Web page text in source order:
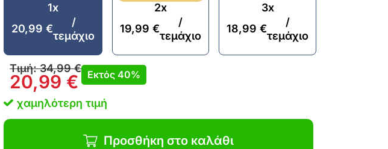
1x
20,99 €
/
τεμάχιο
2x
19,99 €
/
τεμάχιο
3x
18,99 €
/
τεμάχιο
Τιμή:34,99€
20,99 € Εκτός 40%
χαμηλότερη τιμή
Προσθήκη στο καλάθι